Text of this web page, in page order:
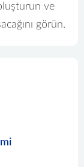
ve
görün.